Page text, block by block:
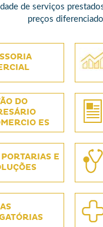
de serviços
preços
DO
ES
E